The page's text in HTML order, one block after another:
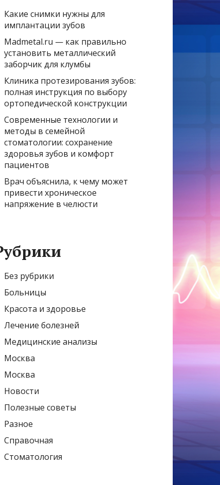
Какие снимки нужны для
имплантации зубов
Madmetal.ru — как правильно
установить металлический
заборчик для клумбы
Клиника протезирования зубов:
полная инструкция по выбору
ортопедической конструкции
Современные технологии и
методы в семейной
стоматологии: сохранение
здоровья зубов и комфорт
пациентов
Врач объяснила, к чему может
привести хроническое
напряжение в челюсти
Без рубрики
Больницы
Красота и здоровье
Лечение болезней
Медицинские анализы
Москва
Москва
Новости
Полезные советы
Разное
Справочная
Стоматология